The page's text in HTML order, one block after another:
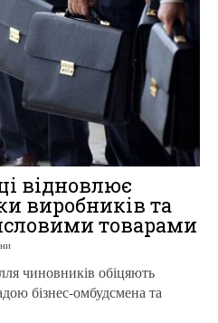
відновлює
виробників та
товарами
чиновників обіцяють
бізнес-омбудсмена та